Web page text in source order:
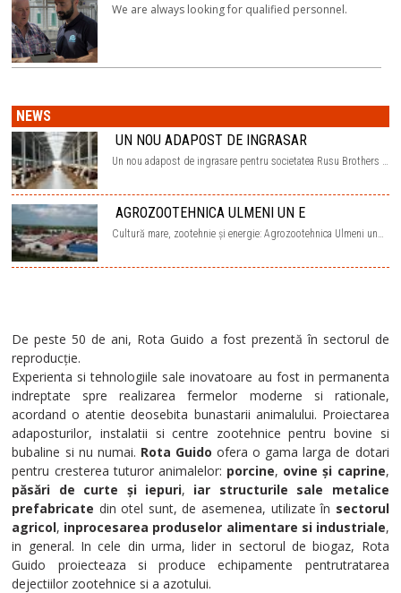
We are always looking for qualified personnel.
NEWS
UN NOU ADAPOST DE INGRASAR
Un nou adapost de ingrasare pentru societatea Rusu Brothers …
AGROZOOTEHNICA ULMENI UN E
Cultură mare, zootehnie și energie: Agrozootehnica Ulmeni un…
De peste 50 de ani, Rota Guido a fost prezentă în sectorul de
reproducție.
Experienta si tehnologiile sale inovatoare au fost in permanenta
indreptate spre realizarea fermelor moderne si rationale,
acordand o atentie deosebita bunastarii animalului. Proiectarea
adaposturilor, instalatii si centre zootehnice pentru bovine si
bubaline si nu numai. Rota Guido ofera o gama larga de dotari
pentru cresterea tuturor animalelor: porcine, ovine și caprine,
păsări de curte și iepuri, iar structurile sale metalice
prefabricate din otel sunt, de asemenea, utilizate în sectorul
agricol, inprocesarea produselor alimentare si industriale,
in general. In cele din urma, lider in sectorul de biogaz, Rota
Guido proiecteaza si produce echipamente pentrutratarea
dejectiilor zootehnice si a azotului.